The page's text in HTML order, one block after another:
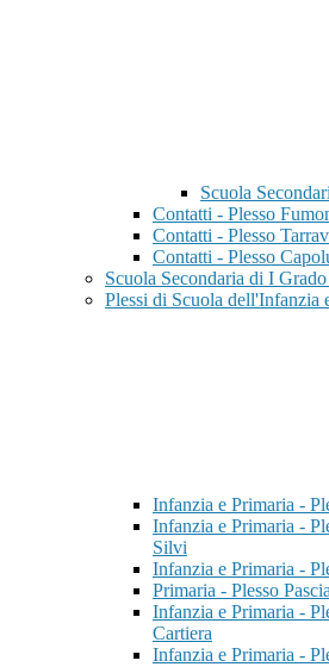
Scuola
Contatti - Plesso
Contatti - Plesso
Contatti - Plesso
Scuola Secondaria di I
Plessi di Scuola dell'Infanzia
Infanzia e Primaria -
Infanzia e Primaria -
Silvi
Infanzia e Primaria -
Primaria - Plesso
Infanzia e Primaria -
Cartiera
Infanzia e Primaria -